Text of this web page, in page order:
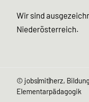
Wir sind
Niederösterreich.
© jobs|mit|herz,
Elementarpädagogik